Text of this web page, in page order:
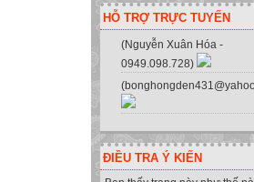
HỖ TRỢ TRỰC TUYẾN
(Nguyễn Xuân Hóa -
0949.098.728)
ĐIỀU TRA Ý KIẾN